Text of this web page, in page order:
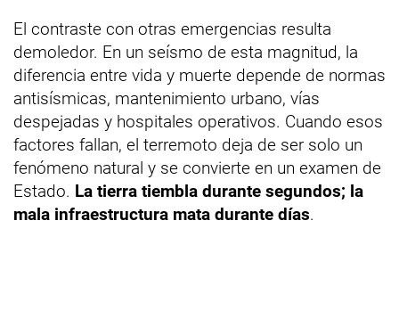
El contraste con otras emergencias resulta
demoledor. En un seísmo de esta magnitud, la
diferencia entre vida y muerte depende de normas
antisísmicas, mantenimiento urbano, vías
despejadas y hospitales operativos. Cuando esos
factores fallan, el terremoto deja de ser solo un
fenómeno natural y se convierte en un examen de
Estado. La tierra tiembla durante segundos; la
mala infraestructura mata durante días.